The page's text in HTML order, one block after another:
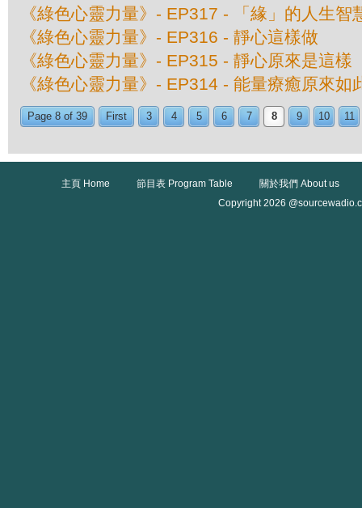
《綠色心靈力量》- EP317 - 「緣」的人生智
《綠色心靈力量》- EP316 - 靜心這樣做
《綠色心靈力量》- EP315 - 靜心原來是這樣
《綠色心靈力量》- EP314 - 能量療癒原來如
Page 8 of 39 First 3 4 5 6 7 8 9 10 11
主頁 Home 節目表 Program Table
關於我們 About us
Copyright 2026